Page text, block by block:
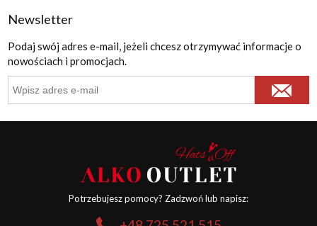
Newsletter
Podaj swój adres e-mail, jeżeli chcesz otrzymywać informacje o
nowościach i promocjach.
Potrzebujesz pomocy? Zadzwoń lub napisz: